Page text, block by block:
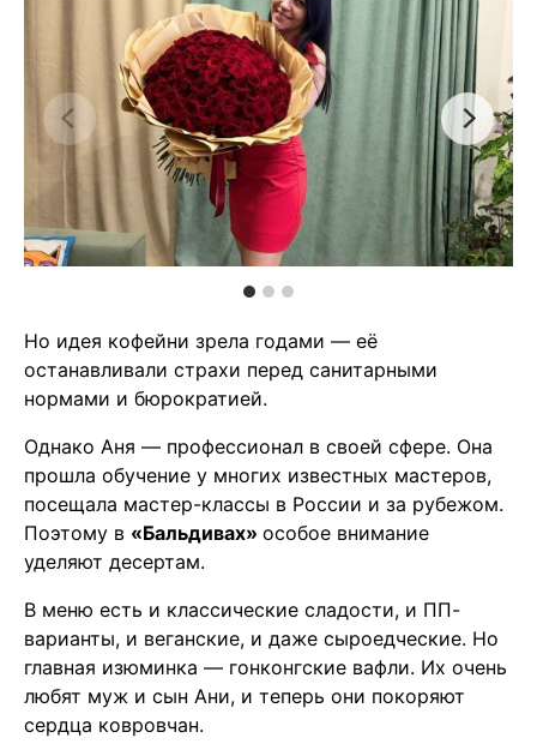
Но идея кофейни зрела годами — её
останавливали страхи перед санитарными
нормами и бюрократией.
Однако Аня — профессионал в своей сфере. Она
прошла обучение у многих известных мастеров,
посещала мастер-классы в России и за рубежом.
Поэтому в «Бальдивах» особое внимание
уделяют десертам.
В меню есть и классические сладости, и ПП-
варианты, и веганские, и даже сыроедческие. Но
главная изюминка — гонконгские вафли. Их очень
любят муж и сын Ани, и теперь они покоряют
сердца ковровчан.